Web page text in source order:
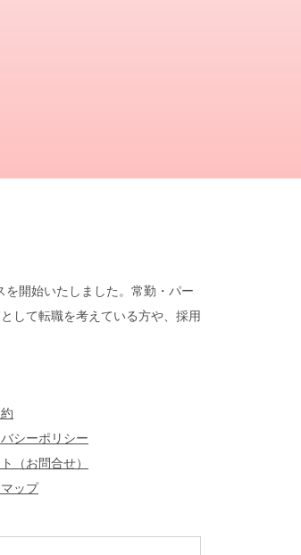
を開始いたしました。常勤・パー
して転職を考えている方や、採用
シーポリシー
（お問合せ）
ップ